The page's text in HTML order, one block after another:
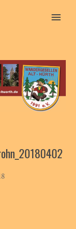
MENU